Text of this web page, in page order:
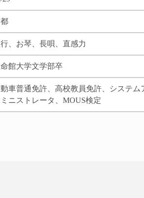
、お琴、長唄、直感力
館大学文学部卒
動車普通免許、高校教員免許、システム
ミニストレータ、MOUS検定